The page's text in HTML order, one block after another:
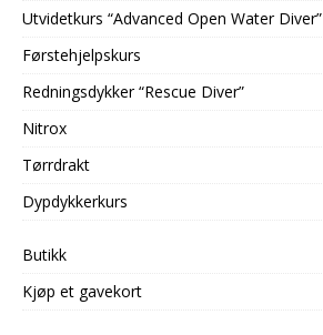
Utvidetkurs “Advanced Open Water Diver”
Førstehjelpskurs
Redningsdykker “Rescue Diver”
Nitrox
Tørrdrakt
Dypdykkerkurs
Butikk
Kjøp et gavekort